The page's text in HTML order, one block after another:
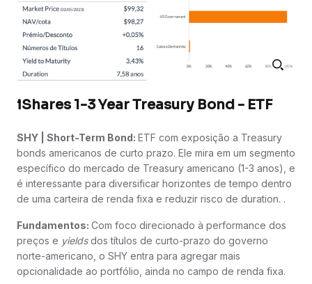
iShares 1-3 Year Treasury Bond - ETF
SHY | Short-Term Bond: ETF com exposição a Treasury
bonds americanos de curto prazo. Ele mira em um segmento
específico do mercado de Treasury americano (1-3 anos), e
é interessante para diversificar horizontes de tempo dentro
de uma carteira de renda fixa e reduzir risco de duration. .
Fundamentos: Com foco direcionado à performance dos
preços e yieldsdos títulos de curto-prazo do governo
norte-americano, o SHY entra para agregar mais
opcionalidade ao portfólio, ainda no campo de renda fixa.